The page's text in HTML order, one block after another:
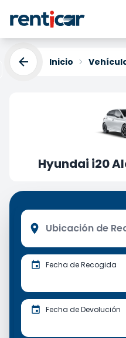
Inicio
Hyundai i20
Fecha de Recogida
Fecha de Devolución